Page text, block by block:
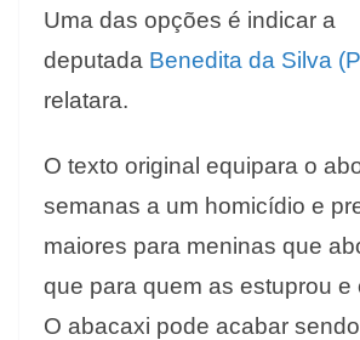
Uma das opções é indicar a
deputada Benedita da Silva
relatara.
O texto original equipara o
semanas a um homicídio e
maiores para meninas que
que para quem as estuprou e
O abacaxi pode acabar